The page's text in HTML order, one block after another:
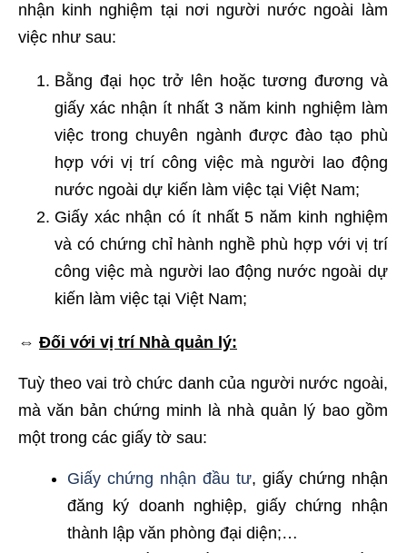
nhận kinh nghiệm tại nơi người nước ngoài làm
việc như sau:
Bằng đại học trở lên hoặc tương đương và
giấy xác nhận ít nhất 3 năm kinh nghiệm làm
việc trong chuyên ngành được đào tạo phù
hợp với vị trí công việc mà người lao động
nước ngoài dự kiến làm việc tại Việt Nam;
Giấy xác nhận có ít nhất 5 năm kinh nghiệm
và có chứng chỉ hành nghề phù hợp với vị trí
công việc mà người lao động nước ngoài dự
kiến làm việc tại Việt Nam;
⇔ Đối với vị trí Nhà quản lý:
Tuỳ theo vai trò chức danh của người nước ngoài,
mà văn bản chứng minh là nhà quản lý bao gồm
một trong các giấy tờ sau:
Giấy chứng nhận đầu tư, giấy chứng nhận
đăng ký doanh nghiệp, giấy chứng nhận
thành lập văn phòng đại diện;…